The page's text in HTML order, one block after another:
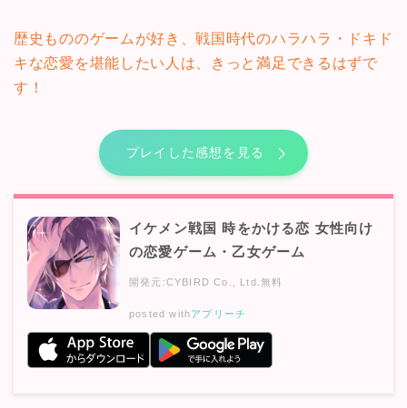
歴史もののゲームが好き、戦国時代のハラハラ・ドキド
キな恋愛を堪能したい人は、きっと満足できるはずで
す！
プレイした感想を見る
イケメン戦国 時をかける恋 女性向け
の恋愛ゲーム・乙女ゲーム
開発元:CYBIRD Co., Ltd.無料
posted withアプリーチ